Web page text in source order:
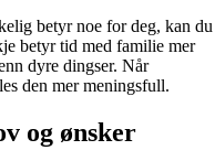
betyr noe for deg, kan du
betyr tid med familie mer
dyre dingser. Når
den mer meningsfull.
og ønsker